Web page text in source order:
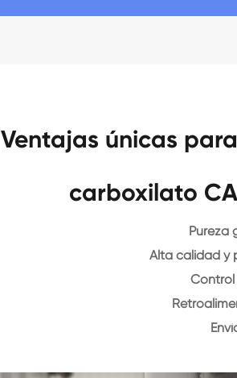
Ventajas únicas
carboxilato
Pureza
Alta calidad y